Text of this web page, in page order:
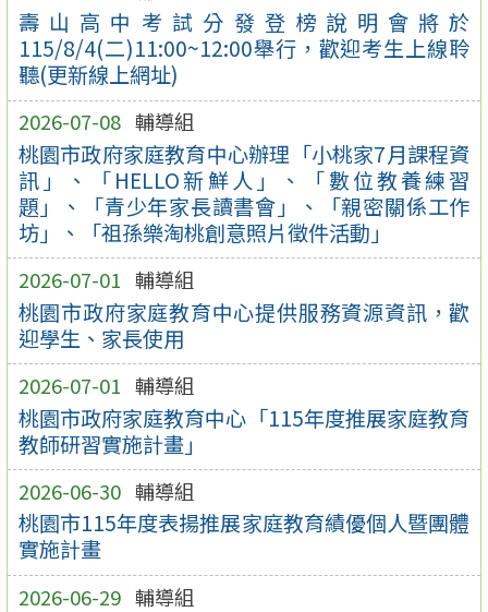
壽山高中考試分發登榜說明會將於
115/8/4(二)11:00~12:00舉行，歡迎考生上線聆
聽(更新線上網址)
2026-07-08 輔導組
桃園市政府家庭教育中心辦理「小桃家7月課程資
訊」、「HELLO新鮮人」、「數位教養練習
題」、「青少年家長讀書會」、「親密關係工作
坊」、「祖孫樂淘桃創意照片徵件活動」
2026-07-01 輔導組
桃園市政府家庭教育中心提供服務資源資訊，歡
迎學生、家長使用
2026-07-01 輔導組
桃園市政府家庭教育中心「115年度推展家庭教育
教師研習實施計畫」
2026-06-30 輔導組
桃園市115年度表揚推展家庭教育績優個人暨團體
實施計畫
2026-06-29 輔導組